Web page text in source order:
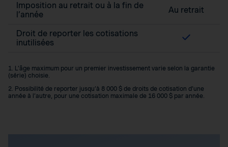
Imposition au retrait ou à la fin de
l’année
Au retrait
Droit de reporter les cotisations
inutilisées
1. L’âge maximum pour un premier investissement varie selon la garantie
(série) choisie.
2. Possibilité de reporter jusqu’à 8 000 $ de droits de cotisation d’une
année à l’autre, pour une cotisation maximale de 16 000 $ par année.